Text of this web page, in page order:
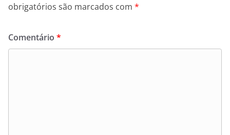
obrigatórios são marcados com *
Comentário *